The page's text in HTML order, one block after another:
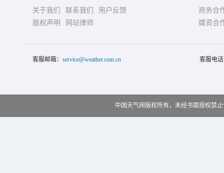
关于我们 联系我们
用户反馈
版权声明
网站律师
商务合
媒资合
客服邮箱： service@weather.com.cn 客服电
中国天气网版权所有，未经书面授权